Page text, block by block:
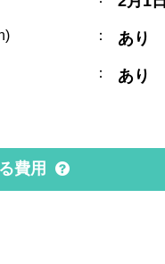
： あり
： あり
費用